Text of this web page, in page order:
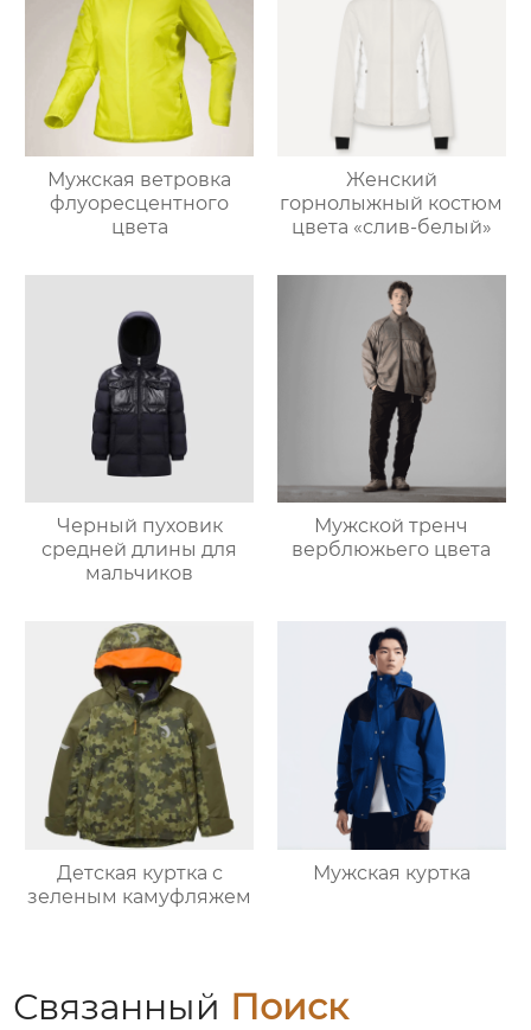
Мужская ветровка
флуоресцентного
цвета
Женский
горнолыжный костюм
цвета «слив-белый»
Черный пуховик
средней длины для
мальчиков
Мужской тренч
верблюжьего цвета
Детская куртка с
зеленым камуфляжем
Мужская куртка
Связанный Поиск